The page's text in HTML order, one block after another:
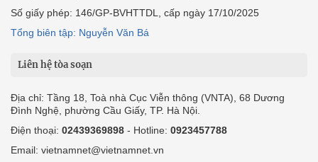
Số giấy phép: 146/GP-BVHTTDL, cấp ngày 17/10/2025
Tổng biên tập: Nguyễn Văn Bá
Liên hệ tòa soạn
Địa chỉ: Tầng 18, Toà nhà Cục Viễn thông (VNTA), 68 Dương
Đình Nghệ, phường Cầu Giấy, TP. Hà Nội.
Điện thoại: 02439369898 - Hotline: 0923457788
Email: vietnamnet@vietnamnet.vn